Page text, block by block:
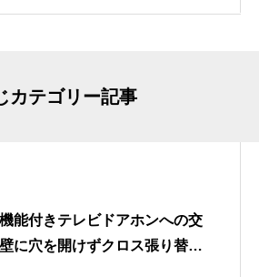
カテゴリー記事
能付きテレビドアホンへの交
に穴を開けずクロス張り替え